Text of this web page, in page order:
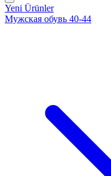
Yeni Ürünler
Мужская обувь 40-44